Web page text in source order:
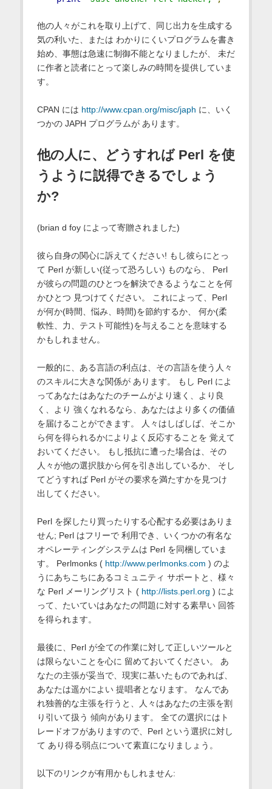
他の人々がこれを取り上げて、同じ出力を生成する
気の利いた、または わかりにくいプログラムを書き
始め、事態は急速に制御不能となりましたが、 未だ
に作者と読者にとって楽しみの時間を提供していま
す。
CPAN には http://www.cpan.org/misc/japh に、いく
つかの JAPH プログラムが あります。
他の人に、どうすれば Perl を使
うように説得できるでしょう
か?
(brian d foy によって寄贈されました)
彼ら自身の関心に訴えてください! もし彼らにとっ
て Perl が新しい(従って恐ろしい) ものなら、 Perl
が彼らの問題のひとつを解決できるようなことを何
かひとつ 見つけてください。 これによって、Perl
が何か(時間、悩み、時間)を節約するか、 何か(柔
軟性、力、テスト可能性)を与えることを意味する
かもしれません。
一般的に、ある言語の利点は、その言語を使う人々
のスキルに大きな関係が あります。 もし Perl によ
ってあなたはあなたのチームがより速く、より良
く、より 強くなれるなら、あなたはより多くの価値
を届けることができます。 人々はしばしば、そこか
ら何を得られるかによりよく反応することを 覚えて
おいてください。 もし抵抗に遭った場合は、その
人々が他の選択肢から何を引き出しているか、 そし
てどうすれば Perl がその要求を満たすかを見つけ
出してください。
Perl を探したり買ったりする心配する必要はありま
せん; Perl はフリーで 利用でき、いくつかの有名な
オペレーティングシステムは Perl を同梱していま
す。 Perlmonks ( http://www.perlmonks.com ) のよ
うにあちこちにあるコミュニティ サポートと、様々
な Perl メーリングリスト ( http://lists.perl.org ) によ
って、たいていはあなたの問題に対する素早い 回答
を得られます。
最後に、Perl が全ての作業に対して正しいツールと
は限らないことを心に 留めておいてください。 あ
なたの主張が妥当で、現実に基いたものであれば、
あなたは遥かによい 提唱者となります。 なんであ
れ独善的な主張を行うと、人々はあなたの主張を割
り引いて扱う 傾向があります。 全ての選択にはト
レードオフがありますので、Perl という選択に対し
て あり得る弱点について素直になりましょう。
以下のリンクが有用かもしれません: